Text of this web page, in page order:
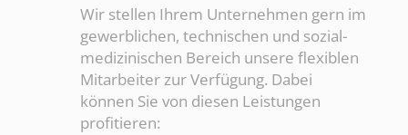
Wir stellen Ihrem Unternehmen gern im
gewerblichen, technischen und sozial-
medizinischen Bereich unsere flexiblen
Mitarbeiter zur Verfügung. Dabei
können Sie von diesen Leistungen
profitieren: